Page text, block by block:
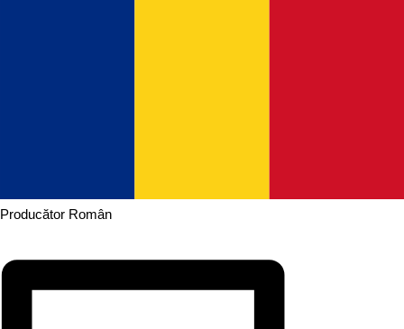
Producător Român